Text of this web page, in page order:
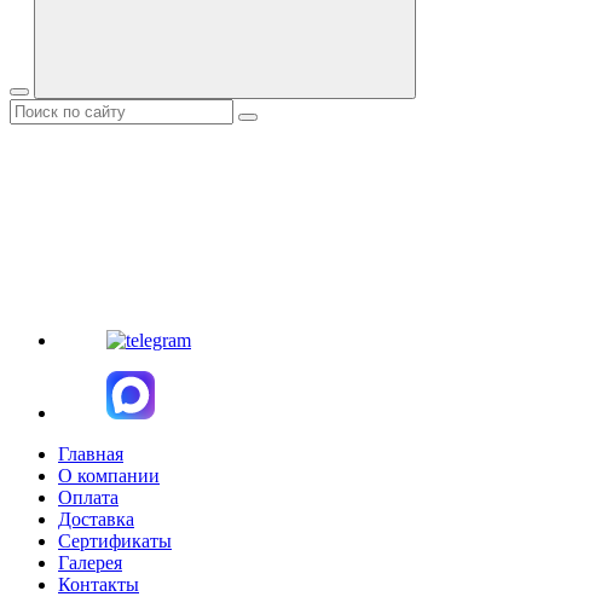
Главная
О компании
Оплата
Доставка
Сертификаты
Галерея
Контакты